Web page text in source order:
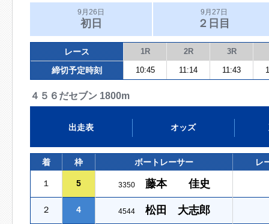
9月26日
初日
9月27日
２日目
レース 1R 2R 3R
締切予定時刻 10:45 11:14 11:43
４５６だセブン 1800m
出走表 オッズ
着 枠 ボートレーサー レ
１ 5 3350 藤本 佳史
２ 4 4544 松田 大志郎